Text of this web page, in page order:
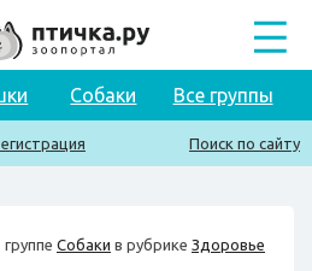
Собаки Все группы
Поиск по сайту
группе Собаки в рубрике Здоровье